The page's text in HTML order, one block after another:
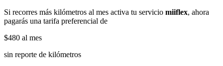
Si recorres más kilómetros al mes activa tu servicio miiflex, ahora
pagarás una tarifa preferencial de
$480 al mes
sin reporte de kilómetros